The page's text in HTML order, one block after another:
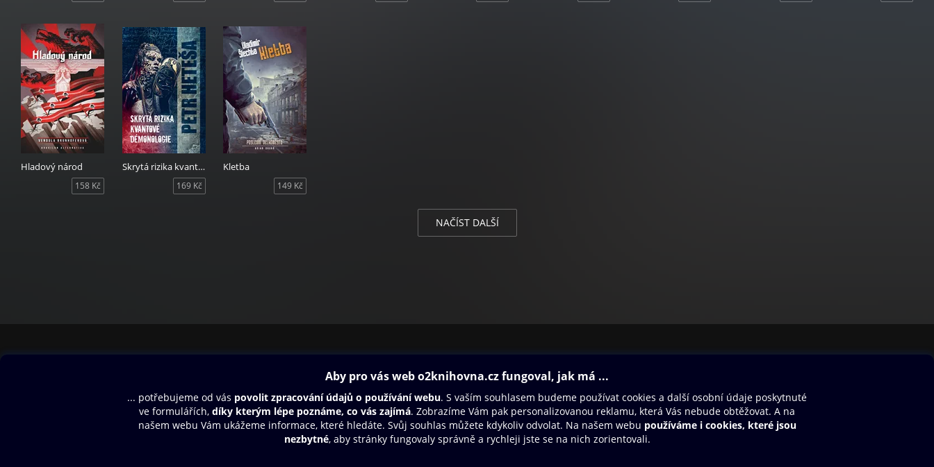
Hladový národ
158 Kč
Skrytá rizika kvantové démonologie
169 Kč
Kletba
149 Kč
NAČÍST DALŠÍ
Aplikace a hry
SMS/MMS Info
Blog
Dárkový poukaz
Nápověda
Napište nám
Oneplay Originály
Sport